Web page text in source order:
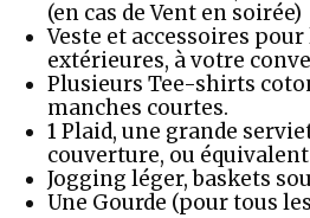
(en cas de Vent en soirée)
Veste et accessoires pour
extérieures, à votre
Plusieurs Tee-shirts
manches courtes.
1 Plaid, une grande
couverture, ou
Jogging léger, baskets
Une Gourde (pour tous